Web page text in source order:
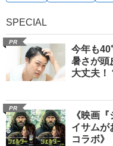
SPECIAL
PR
今年も
暑さが頭
大丈夫！
PR
《映画
イサムが
コラボ》